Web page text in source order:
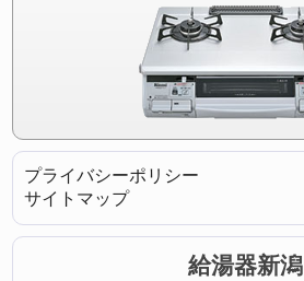
プライバシーポリシー
サイトマップ
給湯器新潟